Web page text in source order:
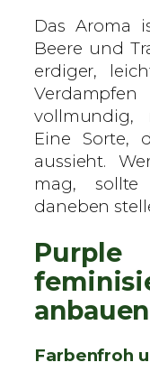
Das Aroma
Beere und
erdiger,
vollmundig,
Eine Sorte,
aussieht.
mag,
daneben
anbauen
Farbenfroh